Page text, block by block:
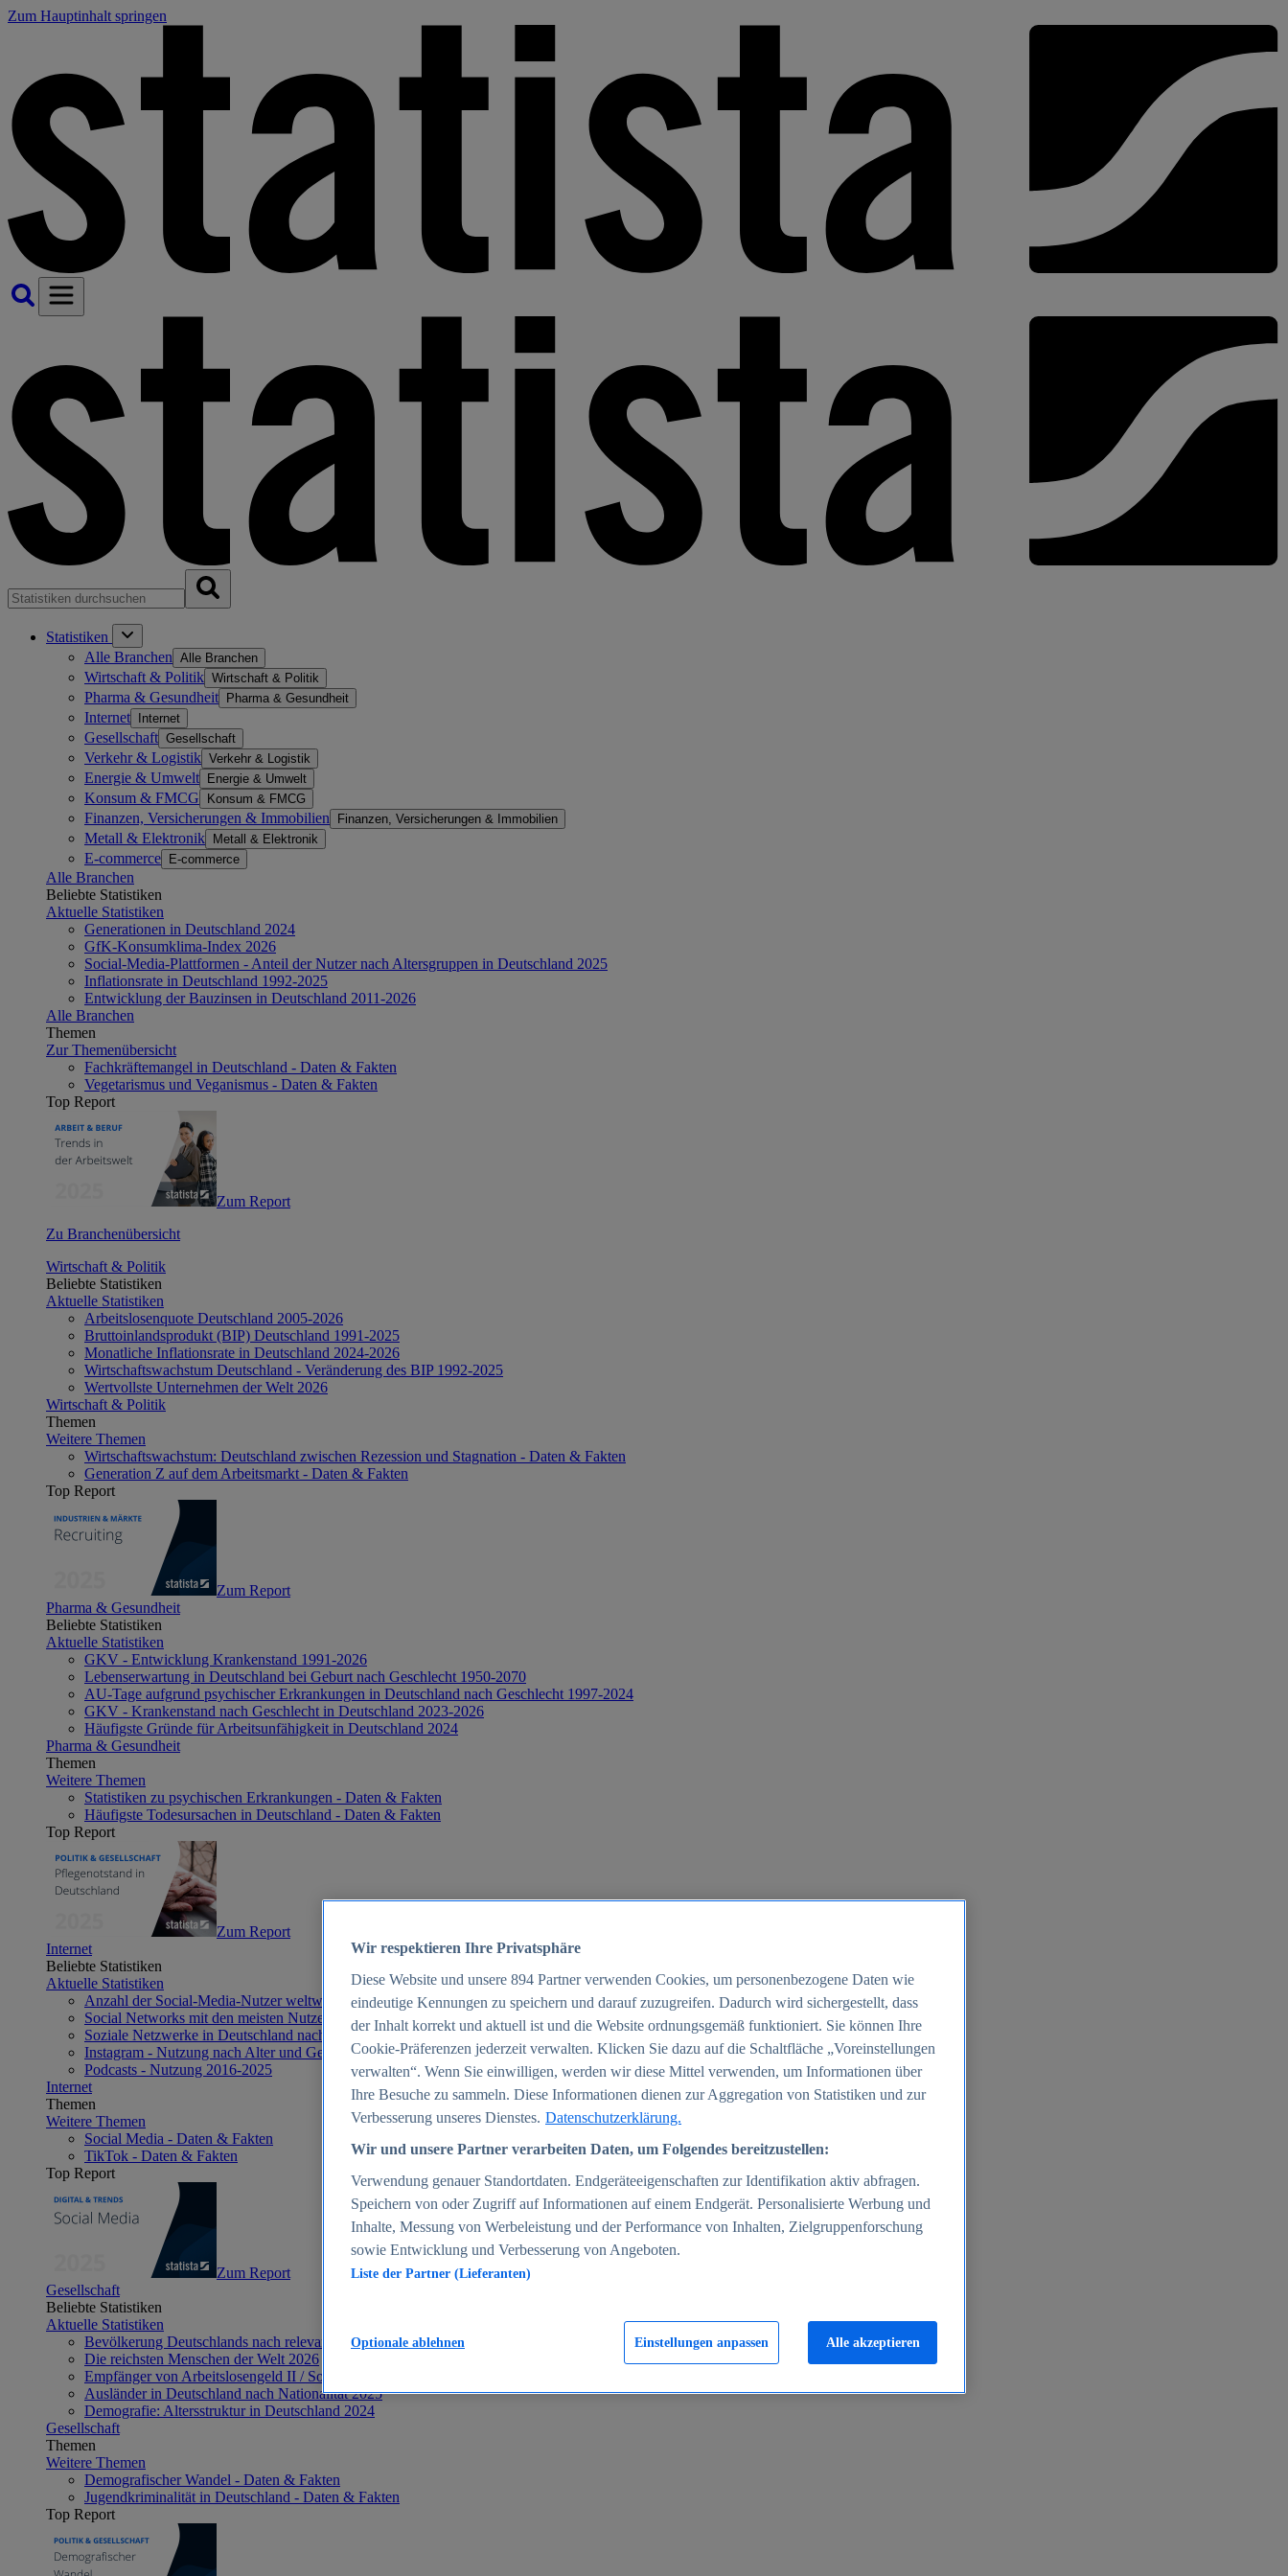
Zum Hauptinhalt springen
Statistiken
Alle Branchen Alle Branchen
Wirtschaft & Politik Wirtschaft & Politik
Pharma & Gesundheit Pharma & Gesundheit
Internet Internet
Gesellschaft Gesellschaft
Verkehr & Logistik Verkehr & Logistik
Energie & Umwelt Energie & Umwelt
Konsum & FMCG Konsum & FMCG
Finanzen, Versicherungen & Immobilien Finanzen, Versicherungen & Immobilien
Metall & Elektronik Metall & Elektronik
E-commerce E-commerce
Alle Branchen
Beliebte Statistiken
Aktuelle Statistiken
Generationen in Deutschland 2024
GfK-Konsumklima-Index 2026
Social-Media-Plattformen - Anteil der Nutzer nach Altersgruppen in Deutschland 2025
Inflationsrate in Deutschland 1992-2025
Entwicklung der Bauzinsen in Deutschland 2011-2026
Alle Branchen
Themen
Zur Themenübersicht
Fachkräftemangel in Deutschland - Daten & Fakten
Vegetarismus und Veganismus - Daten & Fakten
Top Report
Zum Report
Zu Branchenübersicht
Wirtschaft & Politik
Beliebte Statistiken
Aktuelle Statistiken
Arbeitslosenquote Deutschland 2005-2026
Bruttoinlandsprodukt (BIP) Deutschland 1991-2025
Monatliche Inflationsrate in Deutschland 2024-2026
Wirtschaftswachstum Deutschland - Veränderung des BIP 1992-2025
Wertvollste Unternehmen der Welt 2026
Wirtschaft & Politik
Themen
Weitere Themen
Wirtschaftswachstum: Deutschland zwischen Rezession und Stagnation - Daten & Fakten
Generation Z auf dem Arbeitsmarkt - Daten & Fakten
Top Report
Zum Report
Pharma & Gesundheit
Beliebte Statistiken
Aktuelle Statistiken
GKV - Entwicklung Krankenstand 1991-2026
Lebenserwartung in Deutschland bei Geburt nach Geschlecht 1950-2070
AU-Tage aufgrund psychischer Erkrankungen in Deutschland nach Geschlecht 1997-2024
GKV - Krankenstand nach Geschlecht in Deutschland 2023-2026
Häufigste Gründe für Arbeitsunfähigkeit in Deutschland 2024
Pharma & Gesundheit
Themen
Weitere Themen
Statistiken zu psychischen Erkrankungen - Daten & Fakten
Häufigste Todesursachen in Deutschland - Daten & Fakten
Top Report
Zum Report
Internet
Beliebte Statistiken
Aktuelle Statistiken
Anzahl der Social-Media-Nutzer weltweit 2012-2025
Social Networks mit den meisten Nutzern weltweit 2025
Soziale Netzwerke in Deutschland nach Generationen 2025
Instagram - Nutzung nach Alter und Geschlecht in Deutschland 2025
Podcasts - Nutzung 2016-2025
Internet
Themen
Weitere Themen
Social Media - Daten & Fakten
TikTok - Daten & Fakten
Top Report
Zum Report
Gesellschaft
Beliebte Statistiken
Aktuelle Statistiken
Bevölkerung Deutschlands nach relevanten Altersgruppen 2024
Die reichsten Menschen der Welt 2026
Empfänger von Arbeitslosengeld II / Sozialgeld / Bürgergeld in Deutschland 2005-2025
Ausländer in Deutschland nach Nationalität 2025
Demografie: Altersstruktur in Deutschland 2024
Gesellschaft
Themen
Weitere Themen
Demografischer Wandel - Daten & Fakten
Jugendkriminalität in Deutschland - Daten & Fakten
Top Report
Wir respektieren Ihre Privatsphäre
Diese Website und unsere 894 Partner verwenden Cookies, um personenbezogene Daten wie
eindeutige Kennungen zu speichern und darauf zuzugreifen. Dadurch wird sichergestellt, dass
der Inhalt korrekt und aktuell ist und die Website ordnungsgemäß funktioniert. Sie können Ihre
Cookie-Präferenzen jederzeit verwalten. Klicken Sie dazu auf die Schaltfläche „Voreinstellungen
verwalten“. Wenn Sie einwilligen, werden wir diese Mittel verwenden, um Informationen über
Ihre Besuche zu sammeln. Diese Informationen dienen zur Aggregation von Statistiken und zur
Verbesserung unseres Dienstes. Datenschutzerklärung.
Wir und unsere Partner verarbeiten Daten, um Folgendes bereitzustellen:
Verwendung genauer Standortdaten. Endgeräteeigenschaften zur Identifikation aktiv abfragen.
Speichern von oder Zugriff auf Informationen auf einem Endgerät. Personalisierte Werbung und
Inhalte, Messung von Werbeleistung und der Performance von Inhalten, Zielgruppenforschung
sowie Entwicklung und Verbesserung von Angeboten.
Liste der Partner (Lieferanten)
Einstellungen anpassen
Optionale ablehnen Alle akzeptieren